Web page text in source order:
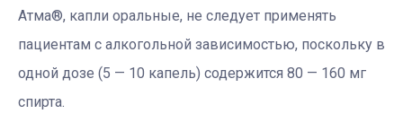
Атма®, капли оральные, не следует применять
пациентам с алкогольной зависимостью, поскольку в
одной дозе (5 — 10 капель) содержится 80 — 160 мг
спирта.